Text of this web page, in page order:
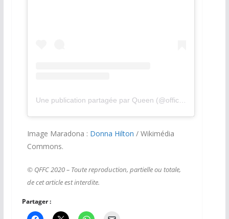
Une publication partagée par Queen (@officialqueenmusic)
Image Maradona : Donna Hilton / Wikimédia
Commons.
© QFFC 2020 – Toute reproduction, partielle ou totale,
de cet article est interdite.
Partager :